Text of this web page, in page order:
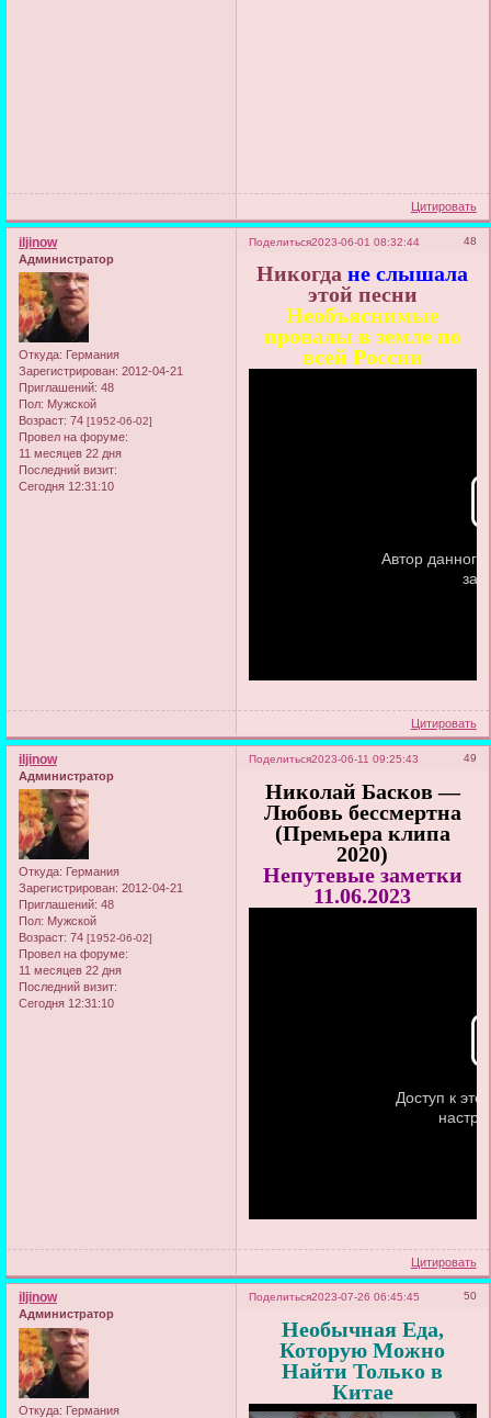
Цитировать
Поделиться 48
2023-06-01 08:32:44
iljinow
Администратор
Откуда: Германия
Зарегистрирован: 2012-04-21
Приглашений: 48
Пол: Мужской
Возраст: 74 [1952-06-02]
Провел на форуме:
11 месяцев 22 дня
Последний визит:
Сегодня 12:31:10
Никогдане слышала
этой песни
Необъяснимые
провалы в земле по
всей России
Цитировать
Поделиться 49
2023-06-11 09:25:43
iljinow
Администратор
Откуда: Германия
Зарегистрирован: 2012-04-21
Приглашений: 48
Пол: Мужской
Возраст: 74 [1952-06-02]
Провел на форуме:
11 месяцев 22 дня
Последний визит:
Сегодня 12:31:10
Николай Басков —
Любовь бессмертна
(Премьера клипа
2020)
Непутевые заметки
11.06.2023
Цитировать
Поделиться 50
2023-07-26 06:45:45
iljinow
Администратор
Откуда: Германия
Необычная Еда,
Которую Можно
Найти Только в
Китае